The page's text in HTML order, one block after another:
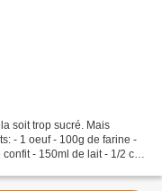
soit trop sucré. Mais
- 1 oeuf - 100g de farine -
- 150ml de lait - 1/2 cac